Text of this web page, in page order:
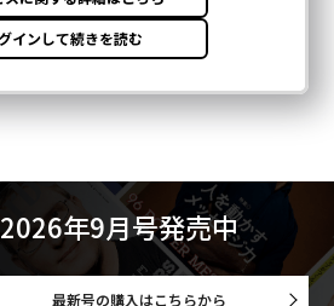
2026年9月号発売中
最新号の購入はこちらから